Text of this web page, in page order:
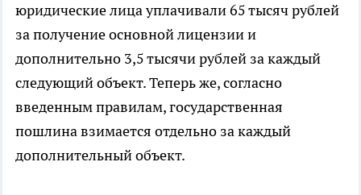
юридические лица уплачивали 65 тысяч рублей
за получение основной лицензии и
дополнительно 3,5 тысячи рублей за каждый
следующий объект. Теперь же, согласно
введенным правилам, государственная
пошлина взимается отдельно за каждый
дополнительный объект.